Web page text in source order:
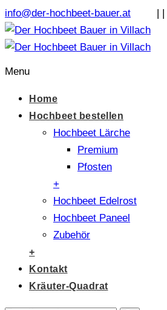
info@der-hochbeet-bauer.at | |
Menu
Home
Hochbeet bestellen
Hochbeet Lärche
Premium
Pfosten
+
Hochbeet Edelrost
Hochbeet Paneel
Zubehör
+
Kontakt
Kräuter-Quadrat